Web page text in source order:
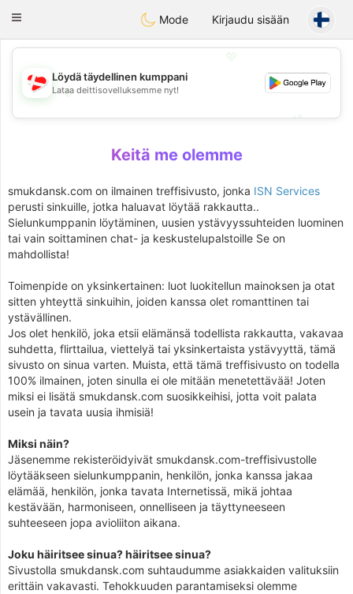
SmukDansk
Toggle
Mode Kirjaudu sisään
💖
💕
Löydä täydellinen kumppani
Lataa deittisovelluksemme nyt!
Keitä me olemme
smukdansk.com on ilmainen treffisivusto, jonka ISN Services
perusti sinkuille, jotka haluavat löytää rakkautta..
Sielunkumppanin löytäminen, uusien ystävyyssuhteiden luominen
tai vain soittaminen chat- ja keskustelupalstoille Se on
mahdollista!
Toimenpide on yksinkertainen: luot luokitellun mainoksen ja otat
sitten yhteyttä sinkuihin, joiden kanssa olet romanttinen tai
ystävällinen.
Jos olet henkilö, joka etsii elämänsä todellista rakkautta, vakavaa
suhdetta, flirttailua, viettelyä tai yksinkertaista ystävyyttä, tämä
sivusto on sinua varten. Muista, että tämä treffisivusto on todella
100% ilmainen, joten sinulla ei ole mitään menetettävää! Joten
miksi ei lisätä smukdansk.com suosikkeihisi, jotta voit palata
usein ja tavata uusia ihmisiä!
Miksi näin?
Jäsenemme rekisteröidyivät smukdansk.com-treffisivustolle
löytääkseen sielunkumppanin, henkilön, jonka kanssa jakaa
elämää, henkilön, jonka tavata Internetissä, mikä johtaa
kestävään, harmoniseen, onnelliseen ja täyttyneeseen
suhteeseen jopa avioliiton aikana.
Joku häiritsee sinua? häiritsee sinua?
Sivustolla smukdansk.com suhtaudumme asiakkaiden valituksiin
erittäin vakavasti. Tehokkuuden parantamiseksi olemme